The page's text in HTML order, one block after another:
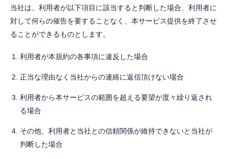
当社は、利用者が以下項目に該当すると判断した場合、利用者に
対して何らの催告を要することなく、本サービス提供を終了させ
ることができるものとします。
利用者が本規約の各事項に違反した場合
正当な理由なく当社からの連絡に返信頂けない場合
利用者から本サービスの範囲を超える要望が度々繰り返され
る場合
その他、利用者と当社との信頼関係が維持できないと当社が
判断した場合